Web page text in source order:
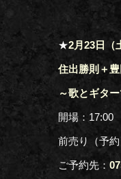
★2月23日（
住出勝則＋
～歌とギタ
開場：17:00
前売り（予
ご予約先：